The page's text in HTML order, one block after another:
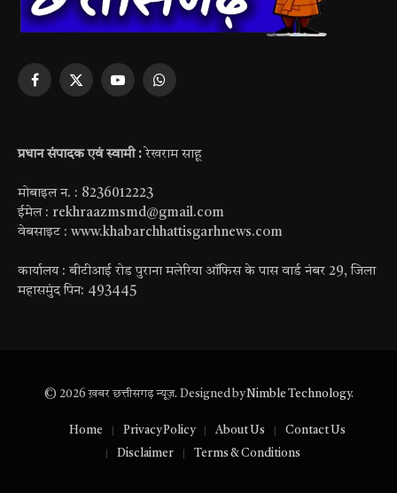
Facebook
X
YouTubeWhatsApp
प्रधान संपादक एवं स्वामी : रेखराम साहू
मोबाइल न. : 8236012223
ईमेल : rekhraazmsmd@gmail.com
वेबसाइट : www.khabarchhattisgarhnews.com
कार्यालय : बीटीआई रोड पुराना मलेरिया ऑफिस के पास वार्ड नंबर 29, जिला
महासमुंद पिन: 493445
© 2026 ख़बर छत्तीसगढ़ न्यूज़. Designed byNimble Technology.
Home Privacy Policy About Us
Contact Us
Disclaimer
Terms & Conditions